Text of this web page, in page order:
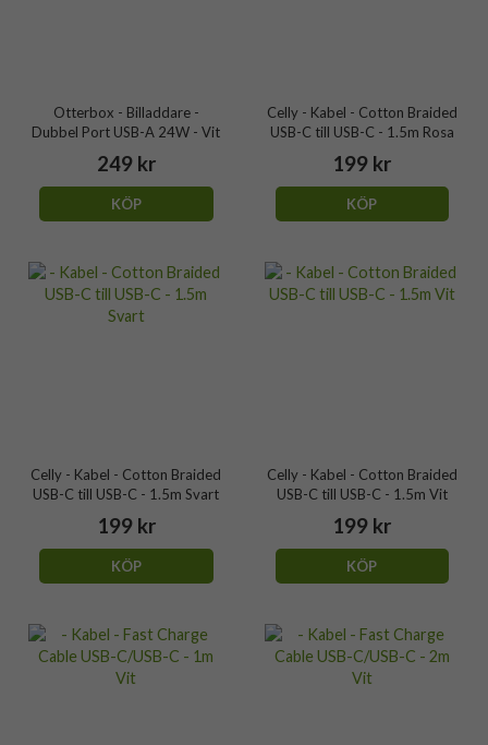
Otterbox - Billaddare -
Dubbel Port USB-A 24W - Vit
249 kr
KÖP
Celly - Kabel - Cotton Braided
USB-C till USB-C - 1.5m Rosa
199 kr
KÖP
Celly - Kabel - Cotton Braided
USB-C till USB-C - 1.5m Svart
199 kr
KÖP
Celly - Kabel - Cotton Braided
USB-C till USB-C - 1.5m Vit
199 kr
KÖP